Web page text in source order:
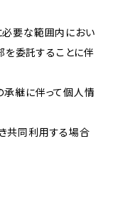
必要な範囲内におい
委託することに伴
承継に伴って個人情
共同利用する場合